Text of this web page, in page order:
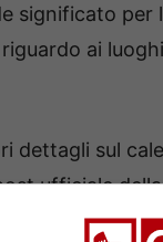
significato per
ai
dettagli sul
ufficiale